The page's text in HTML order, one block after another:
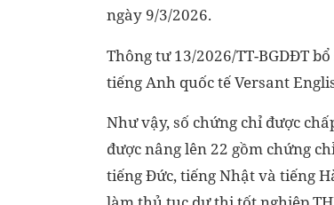
ngày 9/3/2026.
Thông tư 13/2026/TT-BGDĐT
tiếng Anh quốc tế Versant
Như vậy, số chứng chỉ được
được nâng lên 22 gồm chứng
tiếng Đức, tiếng Nhật và tiếng